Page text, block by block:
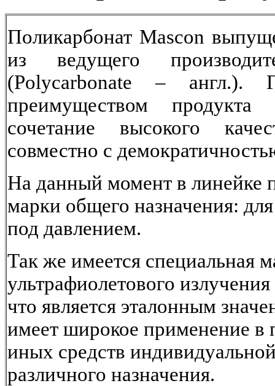
Поликарбонат Mascon
из ведущего
(Polycarbonate – англ.).
преимуществом продукта
сочетание высокого
совместно с
На данный момент в линейке
марки общего назначения:
под давлением.
Так же имеется специальная
ультрафиолетового
что является эталонным
имеет широкое применение в
иных средств
различного назначения.